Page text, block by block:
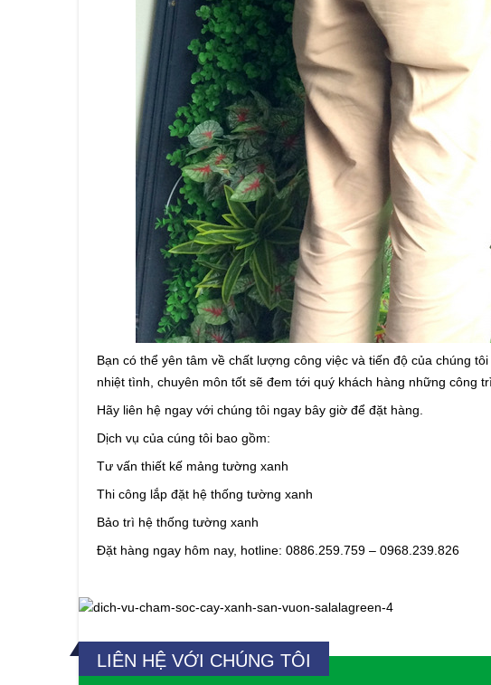
Bạn có thể yên tâm về chất lượng công việc và tiến độ của chúng
nhiệt tình, chuyên môn tốt sẽ đem tới quý khách hàng những công
Hãy liên hệ ngay với chúng tôi ngay bây giờ để đặt hàng.
Dịch vụ của cúng tôi bao gồm:
Tư vấn thiết kế mảng tường xanh
Thi công lắp đặt hệ thống tường xanh
Bảo trì hệ thống tường xanh
Đặt hàng ngay hôm nay, hotline: 0886.259.759 – 0968.239.826
LIÊN HỆ VỚI CHÚNG TÔI